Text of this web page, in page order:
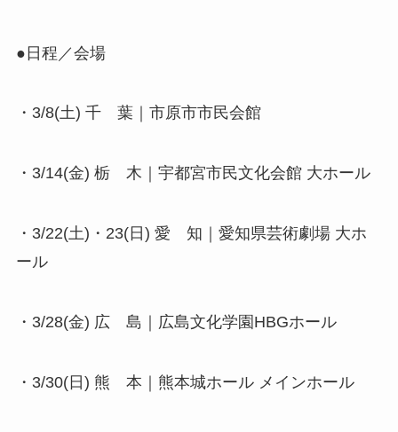
●日程／会場
・3/8(土) 千 葉｜市原市市民会館
・3/14(金) 栃 木｜宇都宮市民文化会館 大ホール
・3/22(土)・23(日) 愛 知｜愛知県芸術劇場 大ホ
ール
・3/28(金) 広 島｜広島文化学園HBGホール
・3/30(日) 熊 本｜熊本城ホール メインホール